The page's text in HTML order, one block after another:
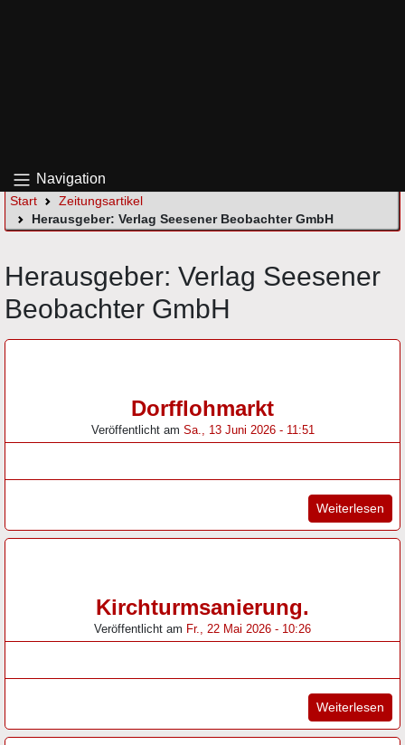
Navigation
Start
Zeitungsartikel
Herausgeber: Verlag Seesener Beobachter GmbH
Herausgeber: Verlag Seesener
Beobachter GmbH
Dorfflohmarkt
Veröffentlicht am Sa., 13 Juni 2026 - 11:51
Weiterlesen
Kirchturmsanierung.
Veröffentlicht am Fr., 22 Mai 2026 - 10:26
Weiterlesen